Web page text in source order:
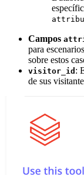
Campos
para
sobre estos
visitor_id :
de sus